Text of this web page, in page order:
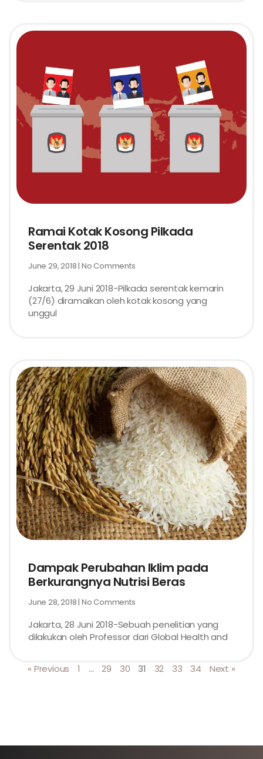
Ramai Kotak Kosong Pilkada
Serentak 2018
June 29, 2018 No Comments
Jakarta, 29 Juni 2018-Pilkada serentak kemarin
(27/6) diramaikan oleh kotak kosong yang
unggul
Dampak Perubahan Iklim pada
Berkurangnya Nutrisi Beras
June 28, 2018 No Comments
Jakarta, 28 Juni 2018-Sebuah penelitian yang
dilakukan oleh Professor dari Global Health and
« Previous 1 … 29 30 31 32 33 34 Next »